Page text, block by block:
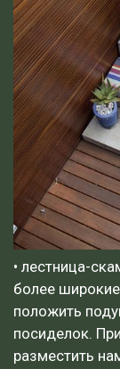
• лестница-
более широкие
положить
посиделок.
разместить